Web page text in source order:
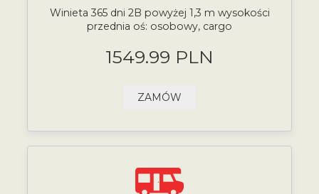
Winieta 365 dni 2B powyżej 1,3 m wysokości
przednia oś: osobowy, cargo
1549.99 PLN
ZAMÓW